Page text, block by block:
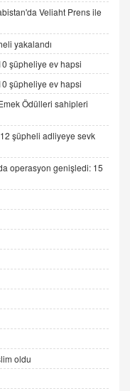
Alınmalı?
Vurulan Şamar:
Yürüyoruz"
Veliaht Prens ile
yakalandı
şüpheliye ev hapsi
şüpheliye ev hapsi
Ödülleri sahipleri
şüpheli adliyeye sevk
operasyon genişledi: 15
oldu